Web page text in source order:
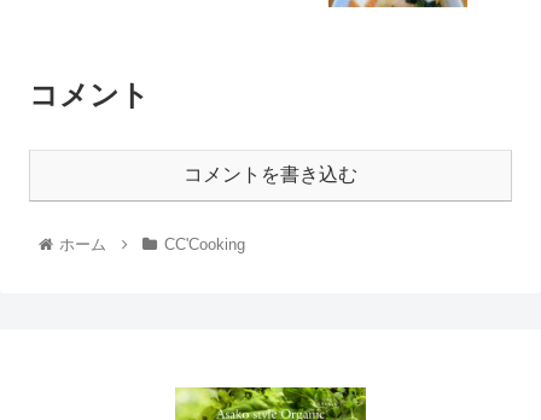
コメント
コメントを書き込む
ホーム CC'Cooking